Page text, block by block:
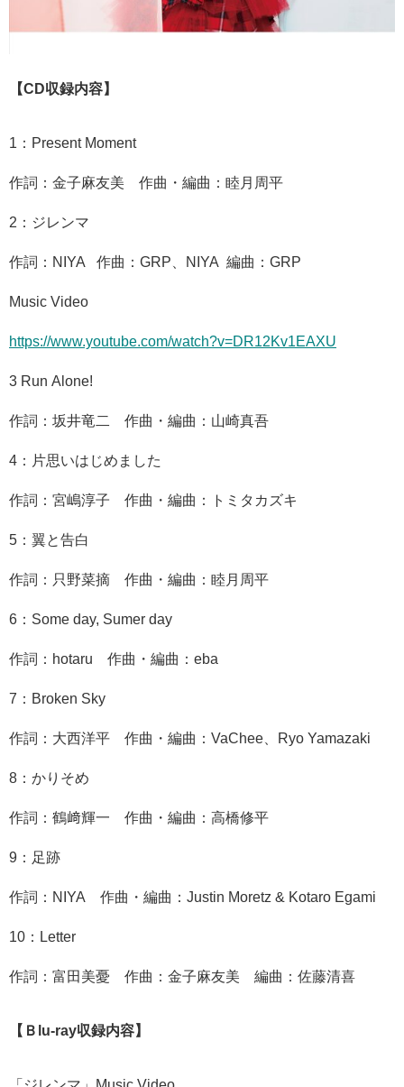
​【CD収録内容】
1：Present Moment
作詞：金子麻友美 作曲・編曲：睦月周平
2：ジレンマ
作詞：NIYA 作曲：GRP、NIYA 編曲：GRP
Music Video
https://www.youtube.com/watch?v=DR12Kv1EAXU
3 Run Alone!
作詞：坂井竜二 作曲・編曲：山崎真吾
4：片思いはじめました
作詞：宮嶋淳子 作曲・編曲：トミタカズキ
5：翼と告白
作詞：只野菜摘 作曲・編曲：睦月周平
6：Some day, Sumer day
作詞：hotaru 作曲・編曲：eba
7：Broken Sky
作詞：大西洋平 作曲・編曲：VaChee、Ryo Yamazaki
8：かりそめ
作詞：鶴﨑輝一 作曲・編曲：高橋修平
9：足跡
作詞：NIYA 作曲・編曲：Justin Moretz & Kotaro Egami
10：Letter
作詞：富田美憂 作曲：金子麻友美 編曲：佐藤清喜
【Ｂlu-ray収録内容】